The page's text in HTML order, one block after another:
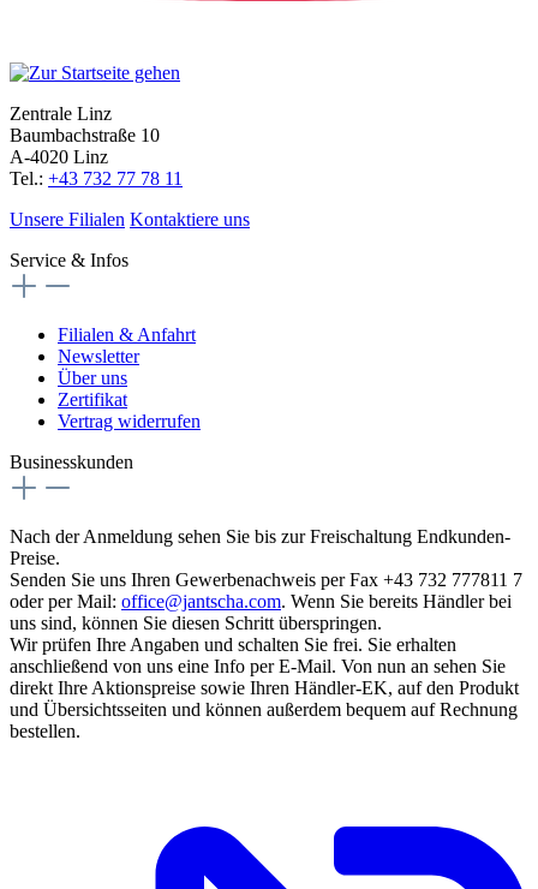
Zentrale Linz
Baumbachstraße 10
A-4020 Linz
Tel.: +43 732 77 78 11
Unsere Filialen Kontaktiere uns
Service & Infos
Filialen & Anfahrt
Newsletter
Über uns
Zertifikat
Vertrag widerrufen
Businesskunden
Nach der Anmeldung sehen Sie bis zur Freischaltung Endkunden-
Preise.
Senden Sie uns Ihren Gewerbenachweis per Fax +43 732 777811 7
oder per Mail: office@jantscha.com. Wenn Sie bereits Händler bei
uns sind, können Sie diesen Schritt überspringen.
Wir prüfen Ihre Angaben und schalten Sie frei. Sie erhalten
anschließend von uns eine Info per E-Mail. Von nun an sehen Sie
direkt Ihre Aktionspreise sowie Ihren Händler-EK, auf den Produkt
und Übersichtsseiten und können außerdem bequem auf Rechnung
bestellen.